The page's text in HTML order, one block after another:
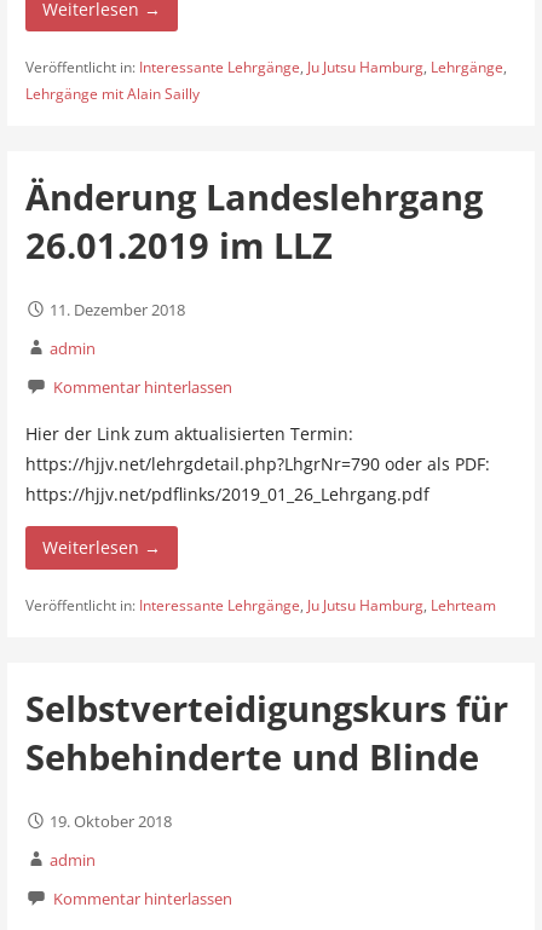
Weiterlesen →
Veröffentlicht in: Interessante Lehrgänge, Ju Jutsu Hamburg, Lehrgänge,
Lehrgänge mit Alain Sailly
Änderung Landeslehrgang
26.01.2019 im LLZ
11. Dezember 2018
admin
Kommentar hinterlassen
Hier der Link zum aktualisierten Termin:
https://hjjv.net/lehrgdetail.php?LhgrNr=790 oder als PDF:
https://hjjv.net/pdflinks/2019_01_26_Lehrgang.pdf
Weiterlesen →
Veröffentlicht in: Interessante Lehrgänge, Ju Jutsu Hamburg, Lehrteam
Selbstverteidigungskurs für
Sehbehinderte und Blinde
19. Oktober 2018
admin
Kommentar hinterlassen